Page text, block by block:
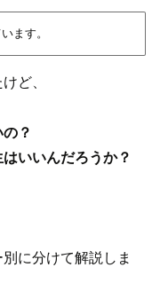
ます。
ど、
？
いいんだろうか？
に分けて解説しま